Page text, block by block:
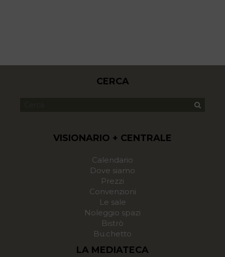
CERCA
VISIONARIO + CENTRALE
Calendario
Dove siamo
Prezzi
Convenzioni
Le sale
Noleggio spazi
Bistrò
Bu.chetto
LA MEDIATECA